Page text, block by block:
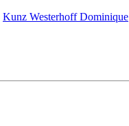
Kunz Westerhoff Dominique